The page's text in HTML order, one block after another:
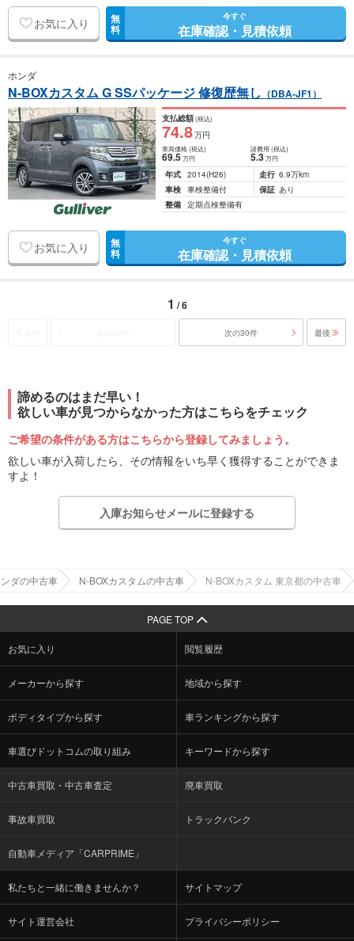
お気に入り 無
料
今すぐ
在庫確認・見積依頼
ホンダ
N-BOXカスタム G SSパッケージ 修復歴無し （DBA-JF1）
支払総額(税込)
74.8万円
車両価格(税込)
69.5万円
諸費用 (税込)
5.3 万円
年式 2014(H26) 走行 6.9万km
車検 車検整備付 保証 あり
整備 定期点検整備有
お気に入り 無
料
今すぐ
在庫確認・見積依頼
1 / 6
次の30件 最後
諦めるのはまだ早い！
欲しい車が見つからなかった方はこちらをチェック
ご希望の条件がある方はこちらから登録してみましょう。
欲しい車が入荷したら、その情報をいち早く獲得することができま
すよ！
入庫お知らせメールに登録する
ダの中古車 N-BOXカスタムの中古車 N-BOXカスタム 東京都の中古車
PAGE TOP
お気に入り 閲覧履歴
メーカーから探す 地域から探す
ボディタイプから探す 車ランキングから探す
車選びドットコムの取り組み キーワードから探す
中古車買取・中古車査定 廃車買取
事故車買取 トラックバンク
自動車メディア「CARPRIME」
私たちと一緒に働きませんか？ サイトマップ
サイト運営会社 プライバシーポリシー